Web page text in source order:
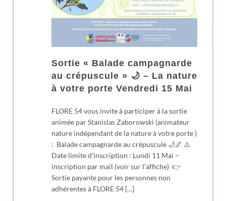
Sortie « Balade campagnarde
au crépuscule » 🌙 – La nature
à votre porte Vendredi 15 Mai
FLORE 54 vous invite à participer à la sortie
animée par Stanislas Zaborowski (animateur
nature indépendant de la nature à votre porte )
: Balade campagnarde au crépuscule 🌙🌌 ⚠️
Date limite d’inscription : Lundi 11 Mai –
inscription par mail (voir sur l’affiche) 👉
Sortie payante pour les personnes non
adhérentes à FLORE 54 […]